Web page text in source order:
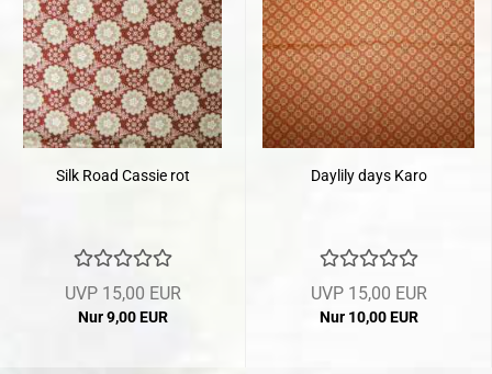
Silk Road Cassie rot
UVP 15,00 EUR
Nur 9,00 EUR
Daylily days Karo
UVP 15,00 EUR
Nur 10,00 EUR